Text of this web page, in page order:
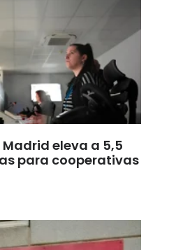
eleva a 5,5
para cooperativas